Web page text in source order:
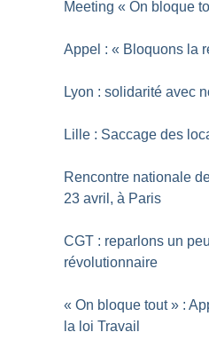
Meeting « On bloque
Appel : « Bloquons la
Lyon : solidarité avec
Lille : Saccage des
Rencontre nationale
23 avril, à Paris
CGT : reparlons un
révolutionnaire
« On bloque tout » :
la loi Travail